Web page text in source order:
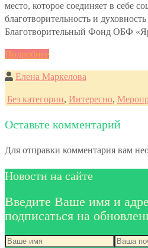
место, которое соединяет в себе
благотворительность и
Благотворительный Фонд ОБФ
Подробнее
Елена Маркелова
Без категории, Интересно,
Оставьте комментарий
Для отправки комментария вам
Новости на сайте
Введите Ваше имя и
подписаться на